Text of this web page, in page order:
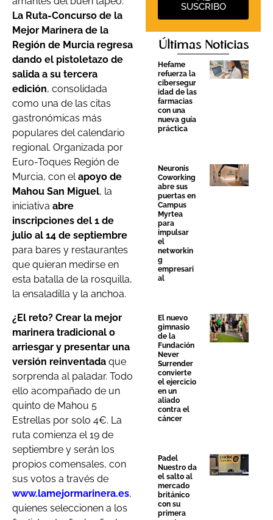
La Ruta-Concurso de la
Mejor Marinera de la
Región de Murcia regresa
dando el pistoletazo de
salida a su tercera
edición, consolidada
como una de las citas
gastronómicas más
populares del calendario
regional. Organizada por
Euro-Toques Región de
Murcia, con elapoyo de
Mahou San Miguel, la
iniciativa abre
inscripciones del 1 de
julio al 14 de septiembre
para bares y restaurantes
que quieran medirse en
esta batalla de la rosquilla,
la ensaladilla y la anchoa.
¿El reto? Crear la mejor
marinera tradicional o
arriesgar y presentar una
versión reinventada que
sorprenda al paladar. Todo
ello acompañado de un
quinto de Mahou 5
Estrellas por solo 4€. La
ruta comienza el 19 de
septiembre y serán los
propios comensales, con
sus votos a través de
www.lamejormarinera.es,
quienes seleccionen a los
SUSCRIBO
Últimas Noticias
Hefame
refuerza la
cibersegur
idad de las
farmacias
con una
nueva guía
práctica
Neuronis
Coworking
abre sus
puertas en
Campus
Myrtea
para
impulsar
el
networkin
g
empresari
al
El nuevo
gimnasio
de la
Fundación
Never
Surrender
convierte
el ejercicio
en un
aliado
contra el
cáncer
Padel
Nuestro da
el salto al
mercado
británico
con su
primera